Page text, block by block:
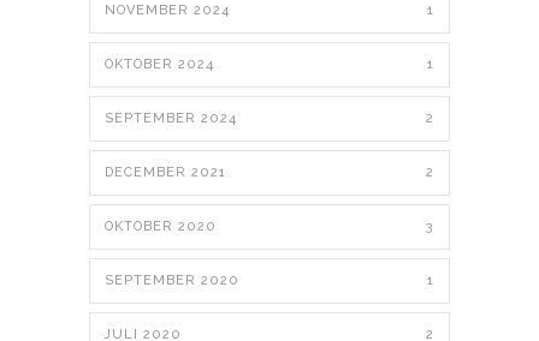
NOVEMBER 2024 1
OKTOBER 2024 1
SEPTEMBER 2024 2
DECEMBER 2021 2
OKTOBER 2020 3
SEPTEMBER 2020 1
JULI 2020 2